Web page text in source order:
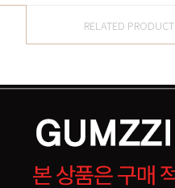
RELATED PRODUCT